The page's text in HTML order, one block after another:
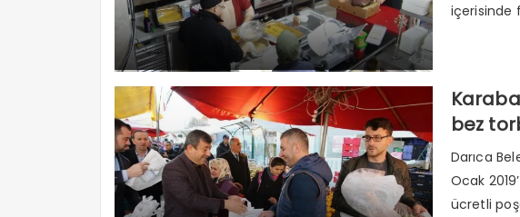
içerisinde
bez
Darıca
Ocak
ücretli